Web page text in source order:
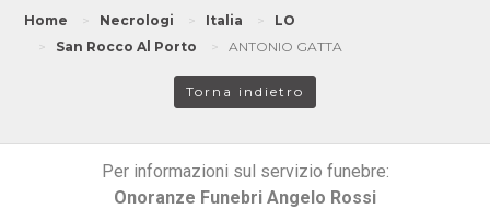
Home Necrologi Italia
LO
San Rocco Al Porto
ANTONIO GATTA
Torna indietro
Per informazioni sul servizio funebre:
Onoranze Funebri Angelo Rossi